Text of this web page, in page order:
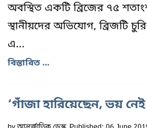
অবস্থিত একটি ব্রিজের ৭৫
স্থানীয়দের অভিযোগ, ব্রিজটি
এ...
বিস্তারিত ...
‘গাঁজা হারিয়েছেন, ভয়